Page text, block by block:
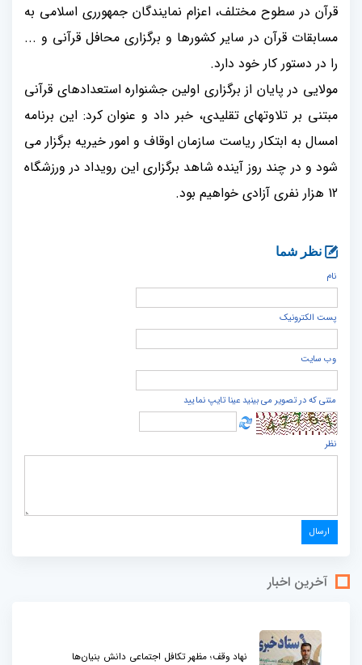
قرآن در سطوح مختلف، اعزام نمایندگان جمهورری اسلامی به
مسابقات قرآن در سایر کشورها و برگزاری محافل قرآنی و ...
را در دستور کار خود دارد.
مولایی در پایان از برگزاری اولین جشنواره استعدادهای قرآنی
مبتنی بر تلاوتهای تقلیدی، خبر داد و عنوان کرد: این برنامه
امسال به ابتکار ریاست سازمان اوقاف و امور خیریه برگزار می
شود و در چند روز آینده شاهد برگزاری این رویداد در ورزشگاه
12 هزار نفری آزادی خواهیم بود.
نظر شما
نام
پست الكترونيک
وب سایت
متنی که در تصویر می بینید عینا تایپ نمایید
نظر
آخرین اخبار
نهاد وقف؛ مظهر تکافل اجتماعی دانش بنیان‌ها